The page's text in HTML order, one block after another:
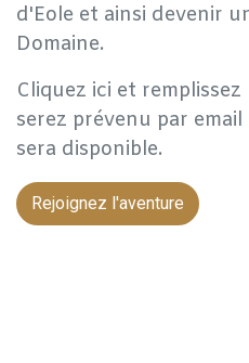
d'Eole et ainsi devenir
Domaine.
Cliquez ici et
serez prévenu par
sera disponible.
Rejoignez l'aventure